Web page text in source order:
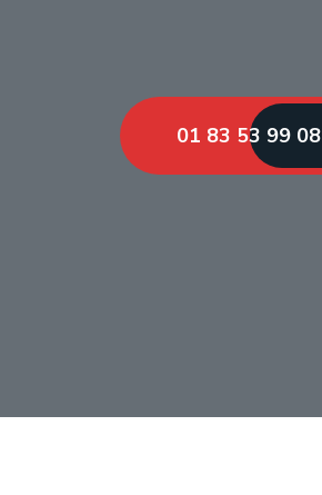
01 83 53 99 08